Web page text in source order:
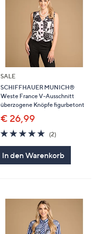
SALE
SCHIFFHAUER MUNICH®
Weste France V-Ausschnitt
überzogene Knöpfe figurbetont
€ 26,99
5.0
von
5
(2)
In den Warenkorb